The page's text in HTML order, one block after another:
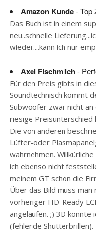
Amazon Kunde- Top
Das Buch ist in einem
neu..schnelle
wieder....kann ich nur
Axel Fischmilch-
Für den Preis gibts in
Soundtechnisch kommt
Subwoofer zwar nicht
riesige Preisunterschied
Die von anderen
Lüfter-oder
wahrnehmen.
ich ebenso nicht
meinem GT schon die
Über das Bild muss man
vorheriger HD-Ready
angelaufen. ;) 3D konnte
(fehlende Shutterbrillen).